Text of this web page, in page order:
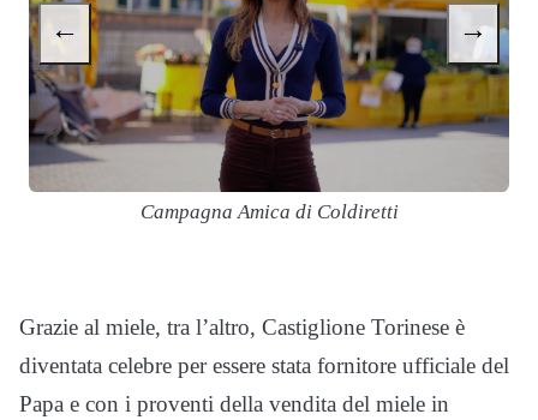
Campagna Amica di Coldiretti
← →
Grazie al miele, tra l’altro, Castiglione Torinese è
diventata celebre per essere stata fornitore ufficiale del
Papa e con i proventi della vendita del miele in